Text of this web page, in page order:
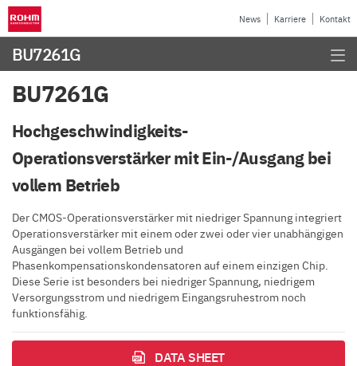
News Karriere Kontakt
BU7261G
BU7261G
Hochgeschwindigkeits-
Operationsverstärker mit Ein-/Ausgang bei
vollem Betrieb
Der CMOS-Operationsverstärker mit niedriger Spannung integriert
Operationsverstärker mit einem oder zwei oder vier unabhängigen
Ausgängen bei vollem Betrieb und
Phasenkompensationskondensatoren auf einem einzigen Chip.
Diese Serie ist besonders bei niedriger Spannung, niedrigem
Versorgungsstrom und niedrigem Eingangsruhestrom noch
funktionsfähig.
DATA SHEET